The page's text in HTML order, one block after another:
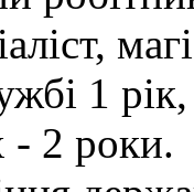
1
- 2 роки.